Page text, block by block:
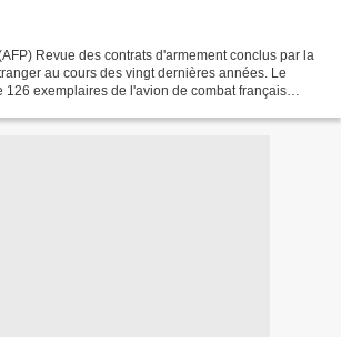
Revue des contrats d'armement conclus par la
au cours des vingt dernières années. Le
126 exemplaires de l'avion de combat français